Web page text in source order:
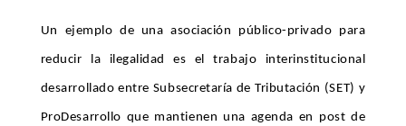
Un ejemplo de una asociación público-privado para
reducir la ilegalidad es el trabajo interinstitucional
desarrollado entre Subsecretaría de Tributación (SET) y
ProDesarrollo que mantienen una agenda en post de